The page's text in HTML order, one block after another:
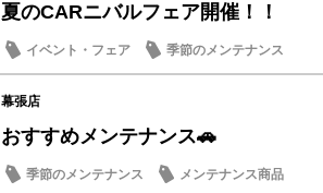
夏のCARニバルフェア開催！！
イベント・フェア 季節のメンテナンス
幕張店
おすすめメンテナンス🚗
季節のメンテナンス メンテナンス商品